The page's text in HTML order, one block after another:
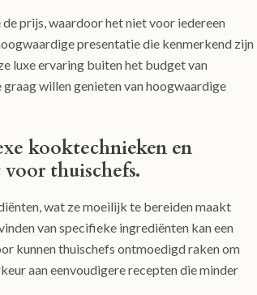
prijs, waardoor het niet voor iedereen
presentatie die kenmerkend zijn
luxe ervaring buiten het budget van
willen genieten van hoogwaardige
kooktechnieken en
thuischefs.
wat ze moeilijk te bereiden maakt
van specifieke ingrediënten kan een
kunnen thuischefs ontmoedigd raken om
aan eenvoudigere recepten die minder